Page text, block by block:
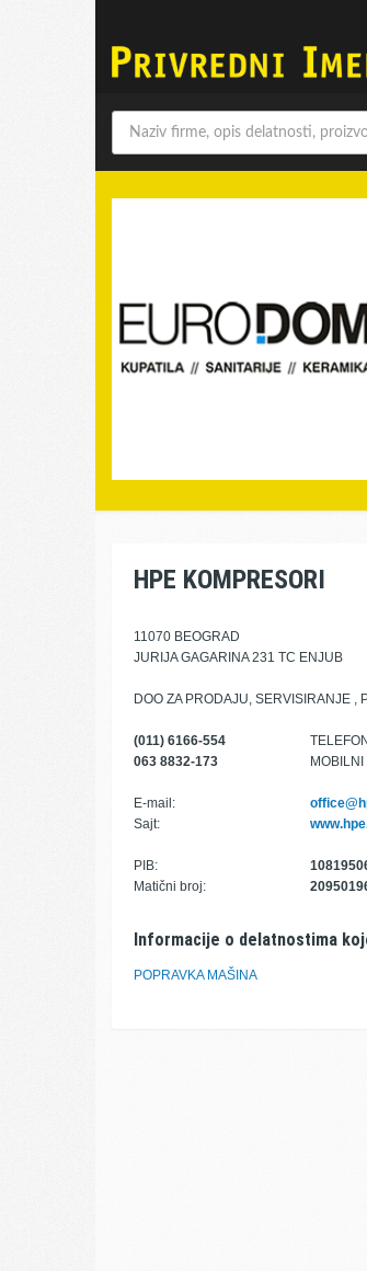
HPE KOMPRESORI
11070 BEOGRAD
JURIJA GAGARINA 231 TC ENJUB
DOO ZA PRODAJU, SERVISIRANJE ,
(011) 6166-554
TELEFON
063 8832-173
E-mail:
Sajt:
PIB:
Matični broj:
Informacije o delatnostima
POPRAVKA MAŠINA